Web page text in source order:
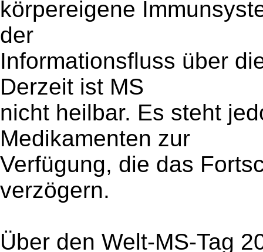
körpereigene
der
Informationsfluss über
Derzeit ist MS
nicht heilbar. Es steht
Medikamenten zur
Verfügung, die das
verzögern.
Über den Welt-MS-Tag